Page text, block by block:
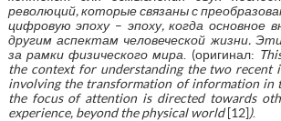
революций, которые связаны с
цифровую эпоху – эпоху, когда основное
другим аспектам человеческой жизни.
за рамки физического мира . (оригинал:
the context for understanding the two recent
involving the transformation of information in
the focus of attention is directed towards
experience, beyond the physical world[12]).